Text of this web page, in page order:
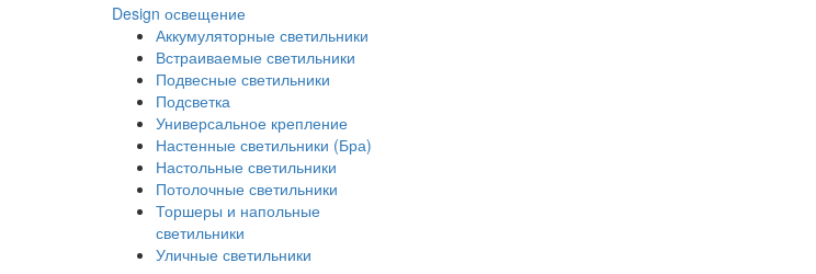
Design освещение
Аккумуляторные светильники
Встраиваемые светильники
Подвесные светильники
Подсветка
Универсальное крепление
Настенные светильники (Бра)
Настольные светильники
Потолочные светильники
Торшеры и напольные
светильники
Уличные светильники